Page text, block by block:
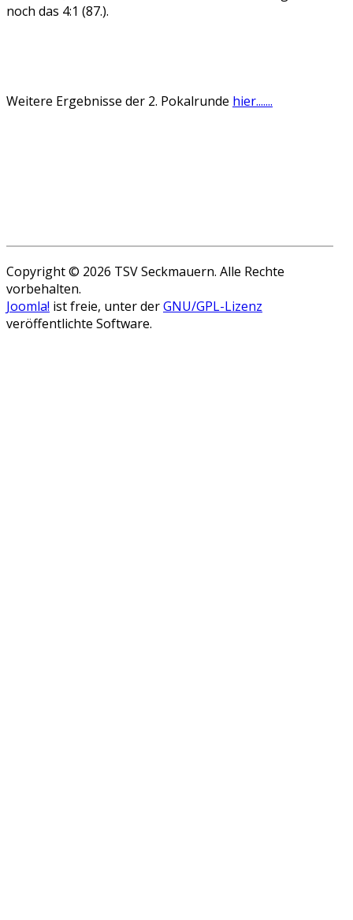
noch das 4:1 (87.).
Weitere Ergebnisse der 2. Pokalrunde hier.......
Copyright © 2026 TSV Seckmauern. Alle Rechte
vorbehalten.
Joomla! ist freie, unter derGNU/GPL-Lizenz
veröffentlichte Software.